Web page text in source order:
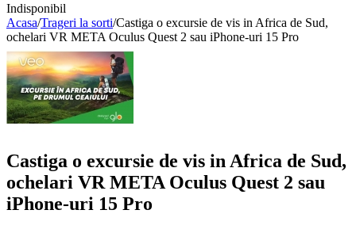
Indisponibil
Acasa/Trageri la sorti/Castiga o excursie de vis in Africa de Sud,
ochelari VR META Oculus Quest 2 sau iPhone-uri 15 Pro
Castiga o excursie de vis in Africa de Sud,
ochelari VR META Oculus Quest 2 sau
iPhone-uri 15 Pro